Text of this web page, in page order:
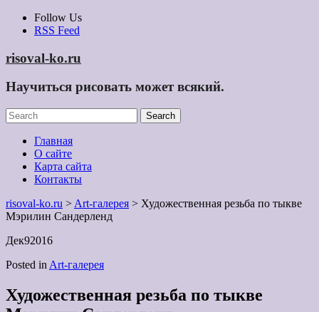
Skip
Follow Us
RSS Feed
risoval-ko.ru
Научиться рисовать может всякий.
Главная
О сайте
Карта сайта
Контакты
risoval-ko.ru > Art-галерея > Художественная резьба по тыкве
Мэрилин Сандерленд
Дек92016
Posted in Art-галерея
Художественная резьба по тыкве